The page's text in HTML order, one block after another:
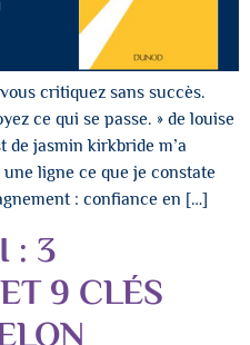
critiquez sans succès.
ce qui se passe. » de louise
de jasmin kirkbride m’a
ligne ce que je constate
: confiance en […]
: 3
9 CLÉS